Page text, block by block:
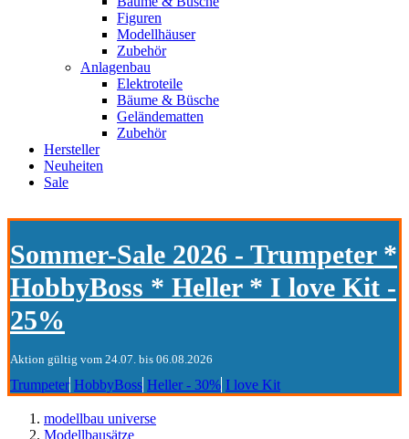
Figuren
Modellhäuser
Zubehör
Anlagenbau
Elektroteile
Bäume & Büsche
Geländematten
Zubehör
Hersteller
Neuheiten
Sale
Sommer-Sale 2026 - Trumpeter *
HobbyBoss * Heller * I love Kit -
25%
Aktion gültig vom 24.07. bis 06.08.2026
Trumpeter HobbyBoss Heller - 30% I love Kit
modellbau universe
Modellbausätze